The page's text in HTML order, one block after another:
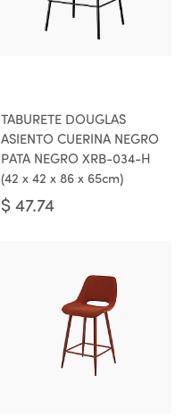
TABURETE DOUGLAS
ASIENTO CUERINA NEGRO
PATA NEGRO XRB-034-H
(42 x 42 x 86 x 65cm)
$ 47.74